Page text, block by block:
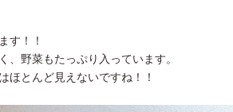
す！！
、野菜もたっぷり入っています。
ほとんど見えないですね！！